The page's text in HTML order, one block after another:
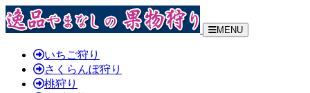
MENU
いちご狩り
さくらんぼ狩り
桃狩り